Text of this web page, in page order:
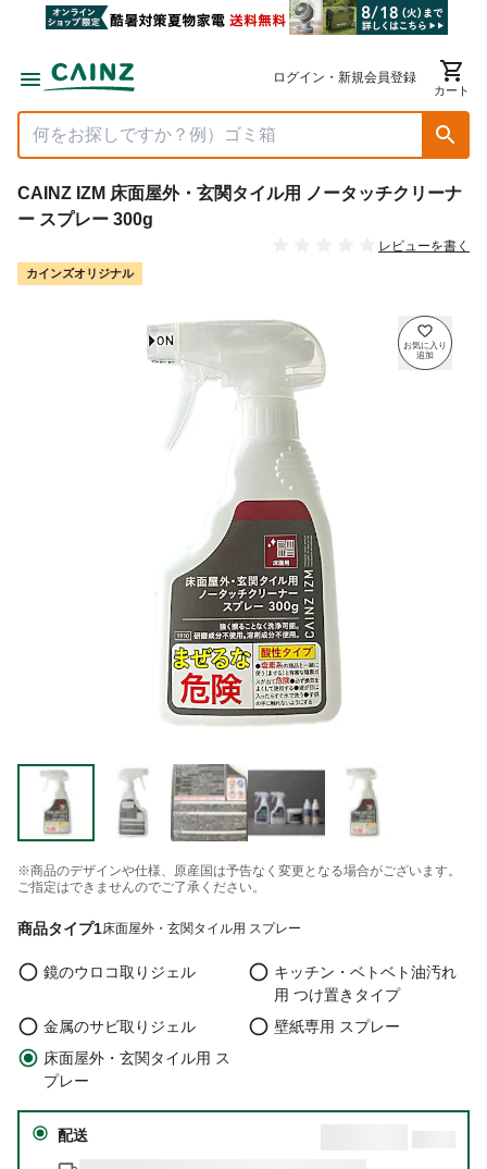
ログイン・新規会員登録
カート
CAINZ IZM 床面屋外・玄関タイル用 ノータッチクリーナ
ー スプレー 300g
レビューを書く
カインズオリジナル
※商品のデザインや仕様、原産国は予告なく変更となる場合がございます。
ご指定はできませんのでご了承ください。
商品タイプ1床面屋外・玄関タイル用 スプレー
鏡のウロコ取りジェル
キッチン・ベトベト油汚れ
用 つけ置きタイプ
金属のサビ取りジェル
壁紙専用 スプレー
床面屋外・玄関タイル用 ス
プレー
配送